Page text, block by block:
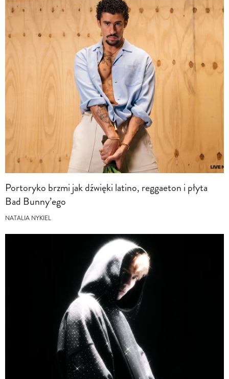
Portoryko brzmi jak dźwięki latino, reggaeton i płyta
Bad Bunny’ego
NATALIA NYKIEL